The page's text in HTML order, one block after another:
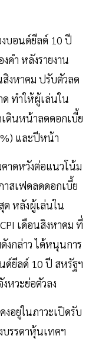
บอนด์ยีลด์ 10 ปี
คำ หลังรายงาน
งหาคม ปรับตัวลด
ด ทำให้ผู้เล่นใน
เดินหน้าลดดอกเบี้ย
และปีหน้า
าดหวังต่อแนวโน้ม
าสเฟดลดดอกเบี้ย
ด หลังผู้เล่นใน
เดือนสิงหาคม ที่
กล่าว ได้หนุนการ
ด์ยีลด์ 10 ปี สหรัฐฯ
หวะย่อตัวลง
งอยู่ในภาวะเปิดรับ
บรรดาหุ้นเทคฯ